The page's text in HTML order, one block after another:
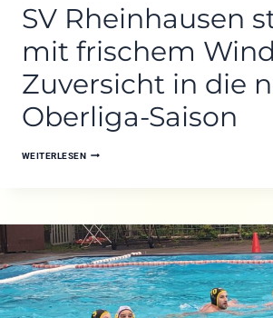
BESIEGT
LÜNEN
9:8
SV Rheinhausen
mit frischem
Zuversicht in die
Oberliga-Saison
WEITERLESENSV
WIND
UND
ZUVERSICHT
IN
DIE